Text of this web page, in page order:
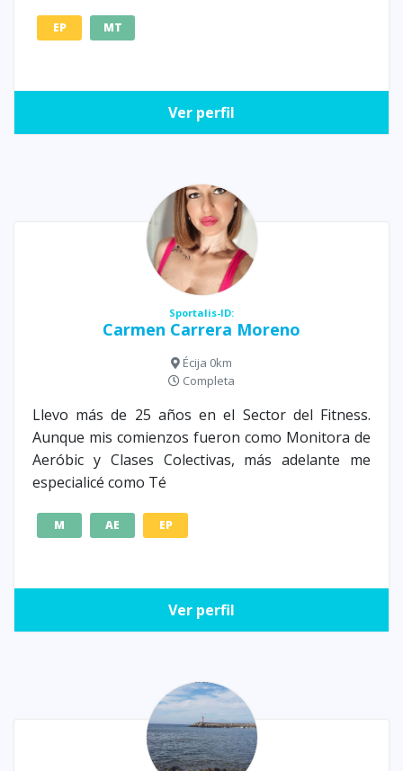
EP MT
Ver perfil
Sportalis-ID:
Carmen Carrera Moreno
Écija 0km
Completa
Llevo más de 25 años en el Sector del Fitness.
Aunque mis comienzos fueron como Monitora de
Aeróbic y Clases Colectivas, más adelante me
especialicé como Té
M AE EP
Ver perfil